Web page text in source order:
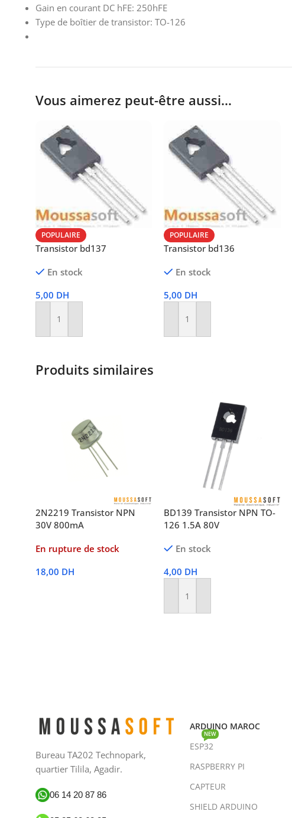
Gain en courant DC hFE: 250hFE
Type de boîtier de transistor: TO-126
Vous aimerez peut-être aussi…
POPULAIRE
Transistor bd137
En stock
5,00 DH
Ajouter Au Panier
POPULAIRE
Transistor bd136
En stock
5,00 DH
Ajouter Au Panier
Produits similaires
2N2219 Transistor NPN
30V 800mA
En rupture de stock
18,00 DH
BD139 Transistor NPN TO-
126 1.5A 80V
En stock
4,00 DH
Ajouter Au Panier
Bureau TA202 Technopark,
quartier Tilila, Agadir.
06 14 20 87 86
ARDUINO MAROC
ESP32
NEW
RASPBERRY PI
CAPTEUR
SHIELD ARDUINO